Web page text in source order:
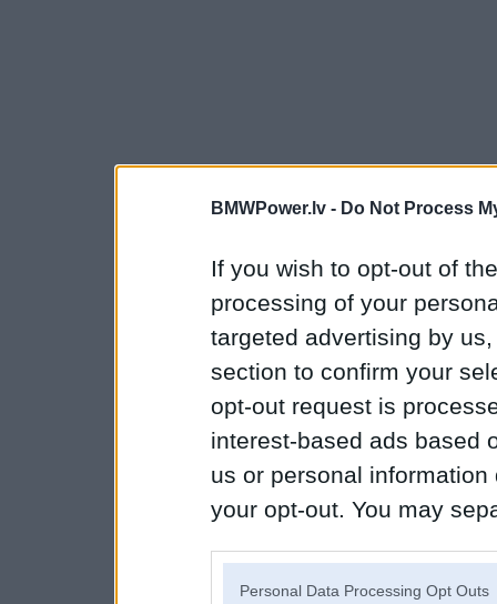
BMWPower.lv - Do Not Process
If you wish to opt-out of
processing of your
targeted advertising by
section to confirm your
opt-out request is
interest-based ads based
us or personal
your opt-out. You may
Personal Data Processing Opt Outs